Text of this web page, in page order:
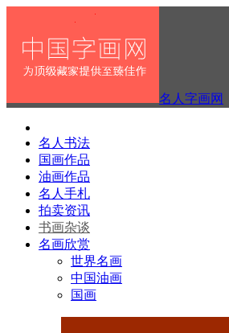
名人字画网
名人书法
国画作品
油画作品
名人手札
拍卖资讯
书画杂谈
名画欣赏
世界名画
中国油画
国画